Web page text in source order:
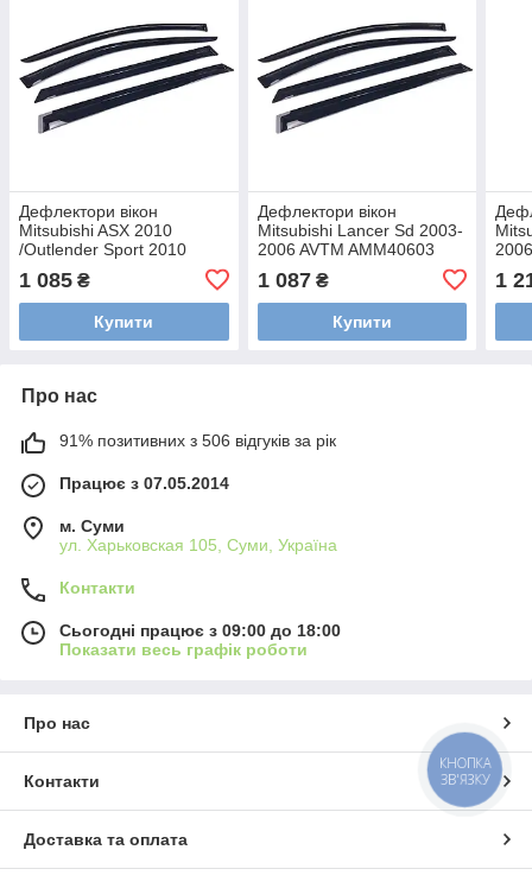
Дефлектори вікон
Mitsubishi ASX 2010
/Outlender Sport 2010
AMM42210
1 085 ₴
Купити
Дефлектори вікон
Mitsubishi Lancer Sd 2003-
2006 AVTM AMM40603
1 087₴
Купити
1
Про нас
91% позитивних з 506 відгуків за рік
Працює з 07.05.2014
м. Суми
ул. Харьковская 105, Суми, Україна
Контакти
Сьогодні працює з 09:00 до 18:00
Показати весь графік роботи
Про нас
Контакти
Доставка та оплата
КНОПКА
ЗВ'ЯЗКУ